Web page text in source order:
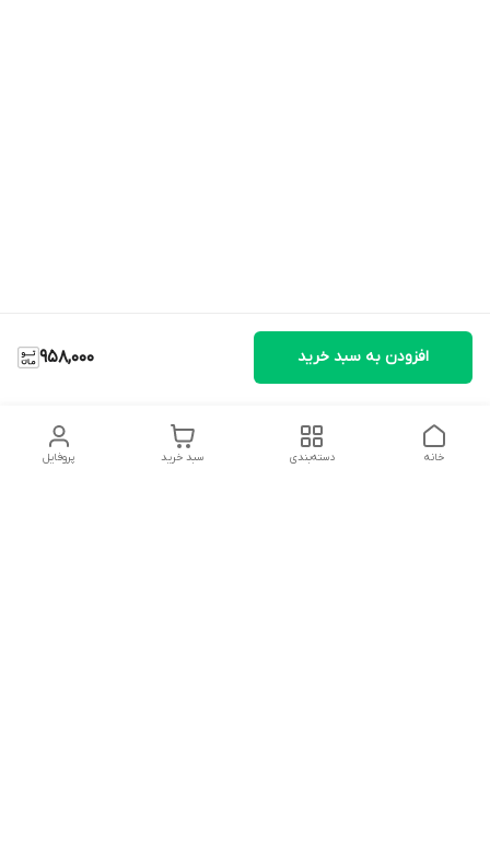
958,000 افزودن به سبد خرید
پروفایل سبد خرید دسته‌بندی خانه